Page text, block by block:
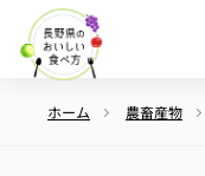
ホーム 農畜産物